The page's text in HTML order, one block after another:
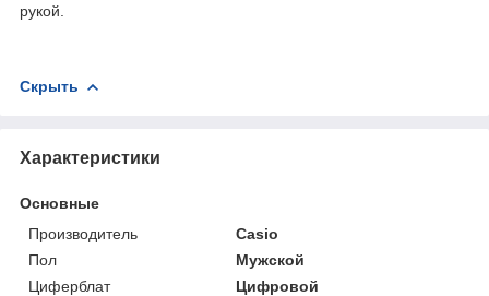
рукой.
Скрыть
Характеристики
Основные
Производитель
Casio
Пол
Мужской
Циферблат
Цифровой